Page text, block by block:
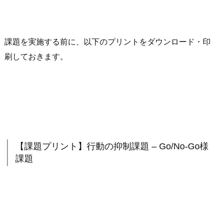
課題を実施する前に、以下のプリントをダウンロード・印
刷しておきます。
【課題プリント】行動の抑制課題 – Go/No-Go様
課題